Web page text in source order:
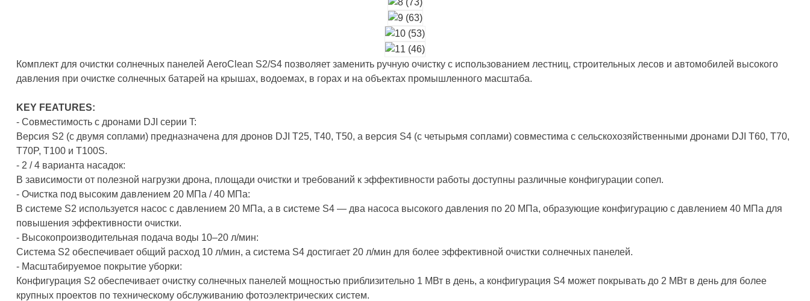
Комплект для очистки солнечных панелей AeroClean S2/S4 позволяет заменить ручную очистку с использованием лестниц, строительных лесов и автомобилей высокого
давления при очистке солнечных батарей на крышах, водоемах, в горах и на объектах промышленного масштаба.
KEY FEATURES:
- Совместимость с дронами DJI серии T:
Версия S2 (с двумя соплами) предназначена для дронов DJI T25, T40, T50, а версия S4 (с четырьмя соплами) совместима с сельскохозяйственными дронами DJI T60, T70,
T70P, T100 и T100S.
- 2 / 4 варианта насадок:
В зависимости от полезной нагрузки дрона, площади очистки и требований к эффективности работы доступны различные конфигурации сопел.
- Очистка под высоким давлением 20 МПа / 40 МПа:
В системе S2 используется насос с давлением 20 МПа, а в системе S4 — два насоса высокого давления по 20 МПа, образующие конфигурацию с давлением 40 МПа для
повышения эффективности очистки.
- Высокопроизводительная подача воды 10–20 л/мин:
Система S2 обеспечивает общий расход 10 л/мин, а система S4 достигает 20 л/мин для более эффективной очистки солнечных панелей.
- Масштабируемое покрытие уборки:
Конфигурация S2 обеспечивает очистку солнечных панелей мощностью приблизительно 1 МВт в день, а конфигурация S4 может покрывать до 2 МВт в день для более
крупных проектов по техническому обслуживанию фотоэлектрических систем.